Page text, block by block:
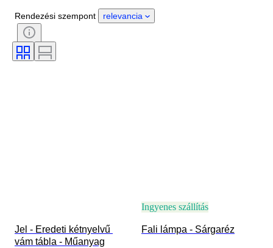
Extrák
Stílus
Aláírás
Szín
Óra típusa
Rendezési szempont relevancia
Jel - Eredeti kétnyelvű
vám tábla - Műanyag
Ingyenes szállítás
Fali lámpa - Sárgaréz